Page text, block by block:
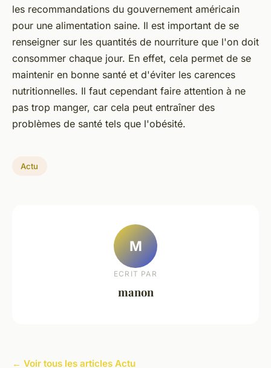
les recommandations du gouvernement américain
pour une alimentation saine. Il est important de se
renseigner sur les quantités de nourriture que l'on doit
consommer chaque jour. En effet, cela permet de se
maintenir en bonne santé et d'éviter les carences
nutritionnelles. Il faut cependant faire attention à ne
pas trop manger, car cela peut entraîner des
problèmes de santé tels que l'obésité.
Actu
M
ECRIT PAR
manon
← Voir tous les articles Actu